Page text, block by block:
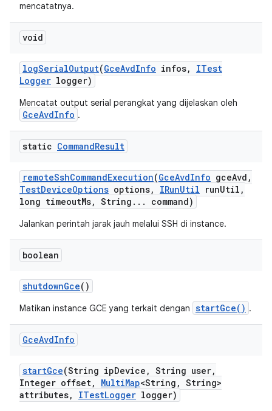
mencatatnya.
void
logSerialOutput(GceAvdInfo infos,
ITest
Logger logger)
Mencatat output serial perangkat yang dijelaskan oleh
GceAvdInfo .
static CommandResult
remoteSshCommandExecution(GceAvdInfo gceAvd ,
TestDeviceOptions options, IRunUtil runUtil ,
long timeoutMs, String . . . command)
Jalankan perintah jarak jauh melalui SSH di instance.
boolean
shutdownGce()
Matikan instance GCE yang terkait dengan startGce() .
GceAvdInfo
startGce(String ipDevice , String user,
Integer offset, MultiMap<String , String>
attributes, ITestLogger logger)